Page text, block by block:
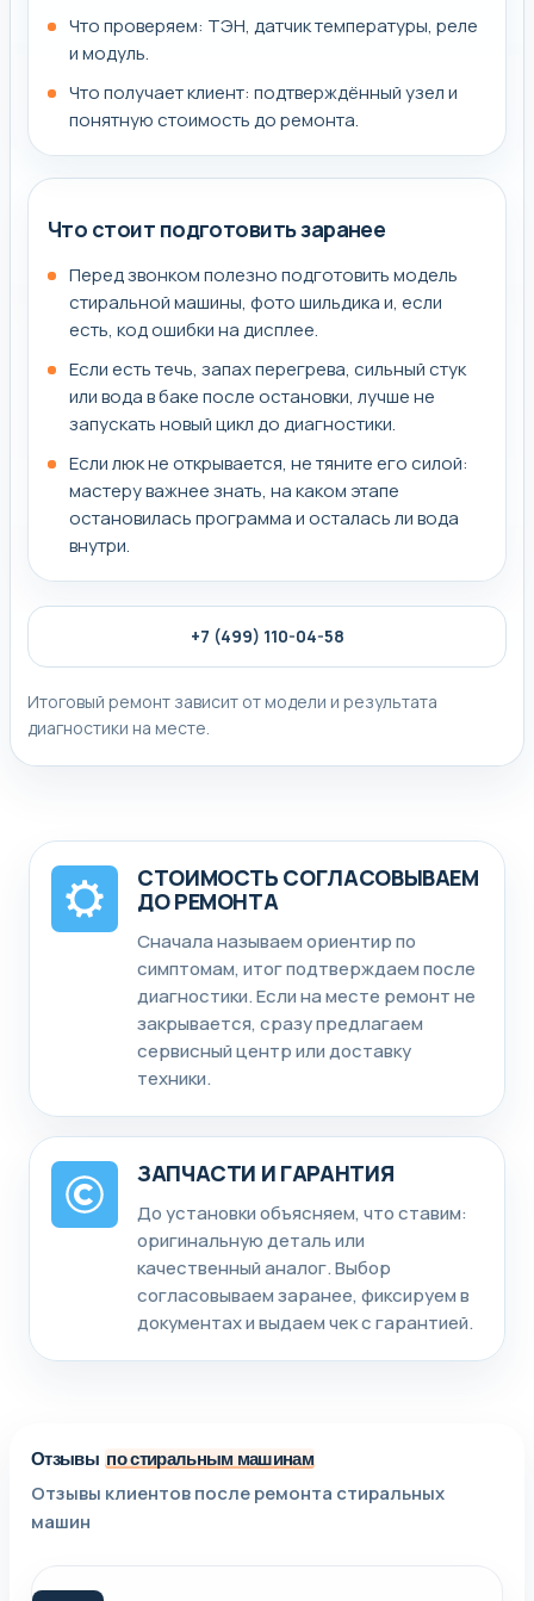
Что проверяем: ТЭН, датчик температуры, реле
и модуль.
Что получает клиент: подтверждённый узел и
понятную стоимость до ремонта.
Что стоит подготовить заранее
Перед звонком полезно подготовить модель
стиральной машины, фото шильдика и, если
есть, код ошибки на дисплее.
Если есть течь, запах перегрева, сильный стук
или вода в баке после остановки, лучше не
запускать новый цикл до диагностики.
Если люк не открывается, не тяните его силой:
мастеру важнее знать, на каком этапе
остановилась программа и осталась ли вода
внутри.
+7 (499) 110-04-58
Итоговый ремонт зависит от модели и результата
диагностики на месте.
СТОИМОСТЬ СОГЛАСОВЫВАЕМ
ДО РЕМОНТА
Сначала называем ориентир по
симптомам, итог подтверждаем после
диагностики. Если на месте ремонт не
закрывается, сразу предлагаем
сервисный центр или доставку
техники.
ЗАПЧАСТИ И ГАРАНТИЯ
До установки объясняем, что ставим:
оригинальную деталь или
качественный аналог. Выбор
согласовываем заранее, фиксируем в
документах и выдаем чек с гарантией.
Отзывы по стиральным машинам
Отзывы клиентов после ремонта стиральных
машин